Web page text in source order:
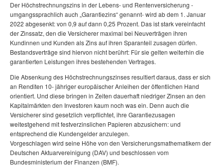
Der Höchstrechnungszins in der Lebens- und Rentenversicherung -
umgangssprachlich auch „Garantiezins“ genannt- wird ab dem 1. Januar
2022 abgesenkt: von 0,9 auf dann 0,25 Prozent. Das ist stark vereinfacht
der Zinssatz, den die Versicherer maximal bei Neuverträgen ihren
Kundinnen und Kunden als Zins auf ihren Sparanteil zusagen dürfen.
Bestandsverträge sind hiervon nicht berührt: Für sie gelten weiterhin die
garantierten Leistungen ihres bestehenden Vertrages.
Die Absenkung des Höchstrechnungszinses resultiert daraus, dass er sich
an Renditen 10- jähriger europäischer Anleihen der öffentlichen Hand
orientiert. Und diese bringen in Zeiten dauerhaft niedriger Zinsen an den
Kapitalmärkten den Investoren kaum noch was ein. Denn auch die
Versicherer sind gesetzlich verpflichtet, ihre Garantiezusagen
weitestgehend mit festverzinslichen Papieren abzusichern: und
entsprechend die Kundengelder anzulegen.
Vorgeschlagen wird seine Höhe von den Versicherungsmathematikern der
Deutschen Aktuarvereinigung (DAV) und beschlossen vom
Bundesministerium der Finanzen (BMF).